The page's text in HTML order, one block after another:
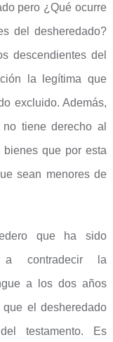
pero ¿Qué ocurre
del desheredado?
descendientes del
la legítima que
excluido. Además,
tiene derecho al
que por esta
sean menores de
que ha sido
a contradecir la
a los dos años
el desheredado
testamento. Es